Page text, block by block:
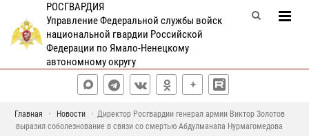
РОСГВАРДИЯ
Управление Федеральной службы войск
национальной гвардии Российской
Федерации по Ямало-Ненецкому
автономному округу
Главная Новости
Директор Росгвардии генерал армии Виктор Золотов
выразил соболезнование в связи со смертью Абдулманапа Нурмагомедова